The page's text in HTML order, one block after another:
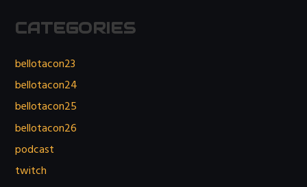
CATEGORIES
bellotacon23
bellotacon24
bellotacon25
bellotacon26
podcast
twitch